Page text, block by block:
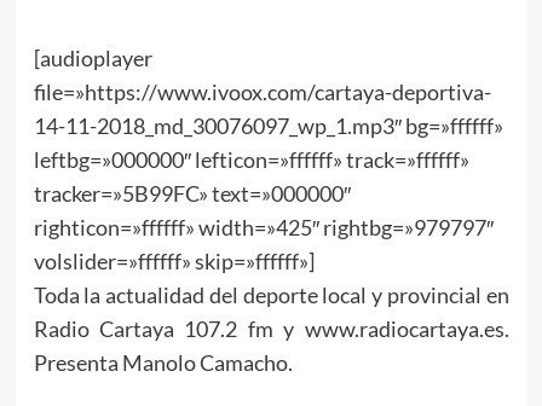
[audioplayer
file=»https://www.ivoox.com/cartaya-deportiva-
14-11-2018_md_30076097_wp_1.mp3″ bg=»ffffff»
leftbg=»000000″ lefticon=»ffffff» track=»ffffff»
tracker=»5B99FC» text=»000000″
righticon=»ffffff» width=»425″ rightbg=»979797″
volslider=»ffffff» skip=»ffffff»]
Toda la actualidad del deporte local y provincial en
Radio Cartaya 107.2 fm y www.radiocartaya.es.
Presenta Manolo Camacho.